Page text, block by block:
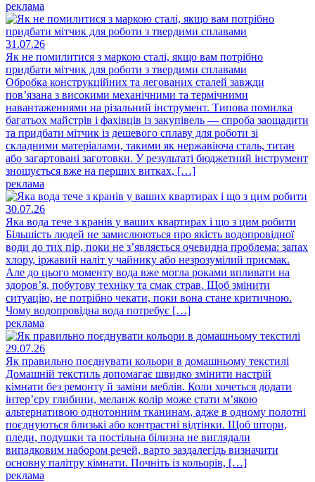
реклама
31.07.26
Як не помилитися з маркою сталі, якщо вам потрібно
придбати мітчик для роботи з твердими сплавами
Обробка конструкційних та легованих сталей завжди
пов’язана з високими механічними та термічними
навантаженнями на різальний інструмент. Типова помилка
багатьох майстрів і фахівців із закупівель — спроба заощадити
та придбати мітчик із дешевого сплаву для роботи зі
складними матеріалами, такими як нержавіюча сталь, титан
або загартовані заготовки. У результаті бюджетний інструмент
зношується вже на перших витках, […]
реклама
30.07.26
Яка вода тече з кранів у ваших квартирах і що з цим робити
Більшість людей не замислюються про якість водопровідної
води до тих пір, поки не з’являється очевидна проблема: запах
хлору, іржавий наліт у чайнику або незрозумілий присмак.
Але до цього моменту вода вже могла роками впливати на
здоров’я, побутову техніку та смак страв. Щоб змінити
ситуацію, не потрібно чекати, поки вона стане критичною.
Чому водопровідна вода потребує […]
реклама
29.07.26
Як правильно поєднувати кольори в домашньому текстилі
Домашній текстиль допомагає швидко змінити настрій
кімнати без ремонту й заміни меблів. Коли хочеться додати
інтер’єру глибини, меланж колір може стати м’якою
альтернативою однотонним тканинам, адже в одному полотні
поєднуються близькі або контрастні відтінки. Щоб штори,
пледи, подушки та постільна білизна не виглядали
випадковим набором речей, варто заздалегідь визначити
основну палітру кімнати. Почніть із кольорів, […]
реклама